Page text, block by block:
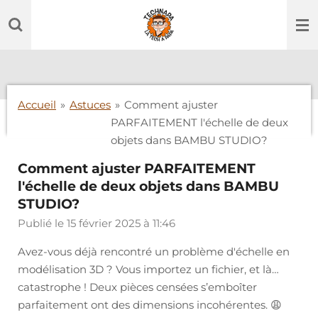
Passer
au
contenu
Accueil » Astuces » Comment ajuster
PARFAITEMENT l'échelle de deux
objets dans BAMBU STUDIO?
Comment ajuster PARFAITEMENT
l'échelle de deux objets dans BAMBU
STUDIO?
Publié le 15 février 2025 à 11:46
Avez-vous déjà rencontré un problème d'échelle en
modélisation 3D ? Vous importez un fichier, et là…
catastrophe ! Deux pièces censées s’emboîter
parfaitement ont des dimensions incohérentes. 😩